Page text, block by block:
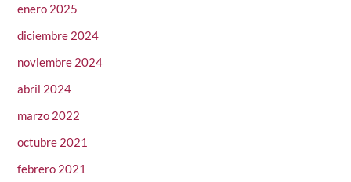
enero 2025
diciembre 2024
noviembre 2024
abril 2024
marzo 2022
octubre 2021
febrero 2021